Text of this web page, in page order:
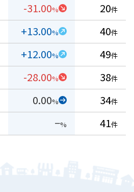
-31.00% 20件
+13.00% 40件
+12.00% 49件
-28.00% 38件
0.00% 34件
−% 41件